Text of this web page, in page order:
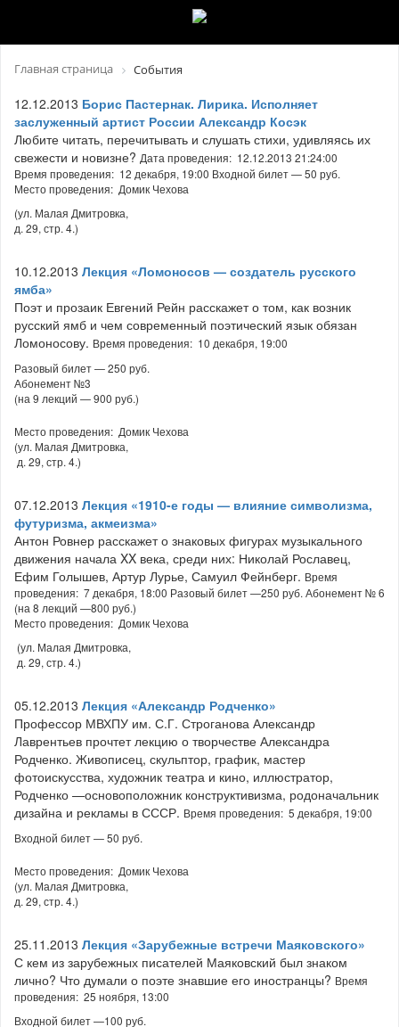
Главная страница События
12.12.2013 Борис Пастернак. Лирика. Исполняет
заслуженный артист России Александр Косэк
Любите читать, перечитывать и слушать стихи, удивляясь их
свежести и новизне? Дата проведения: 12.12.2013 21:24:00
Время проведения: 12 декабря, 19:00 Входной билет — 50 руб.
Место проведения: Домик Чехова
(ул. Малая Дмитровка,
д. 29, стр. 4.)
10.12.2013 Лекция «Ломоносов — создатель русского
ямба»
Поэт и прозаик Евгений Рейн расскажет о том, как возник
русский ямб и чем современный поэтический язык обязан
Ломоносову. Время проведения: 10 декабря, 19:00
Разовый билет — 250 руб.
Абонемент №3
(на 9 лекций — 900 руб.)
Место проведения: Домик Чехова
(ул. Малая Дмитровка,
д. 29, стр. 4.)
07.12.2013 Лекция «1910-е годы — влияние символизма,
футуризма, акмеизма»
Антон Ровнер расскажет о знаковых фигурах музыкального
движения начала XX века, среди них: Николай Рославец,
Ефим Голышев, Артур Лурье, Самуил Фейнберг. Время
проведения: 7 декабря, 18:00 Разовый билет —250 руб. Абонемент № 6
(на 8 лекций —800 руб.)
Место проведения: Домик Чехова
(ул. Малая Дмитровка,
д. 29, стр. 4.)
05.12.2013 Лекция «Александр Родченко»
Профессор МВХПУ им. С.Г. Строганова Александр
Лаврентьев прочтет лекцию о творчестве Александра
Родченко. Живописец, скульптор, график, мастер
фотоискусства, художник театра и кино, иллюстратор,
Родченко —основоположник конструктивизма, родоначальник
дизайна и рекламы в СССР. Время проведения: 5 декабря, 19:00
Входной билет — 50 руб.
Место проведения: Домик Чехова
(ул. Малая Дмитровка,
д. 29, стр. 4.)
25.11.2013 Лекция «Зарубежные встречи Маяковского»
С кем из зарубежных писателей Маяковский был знаком
лично? Что думали о поэте знавшие его иностранцы? Время
проведения: 25 ноября, 13:00
Входной билет —100 руб.